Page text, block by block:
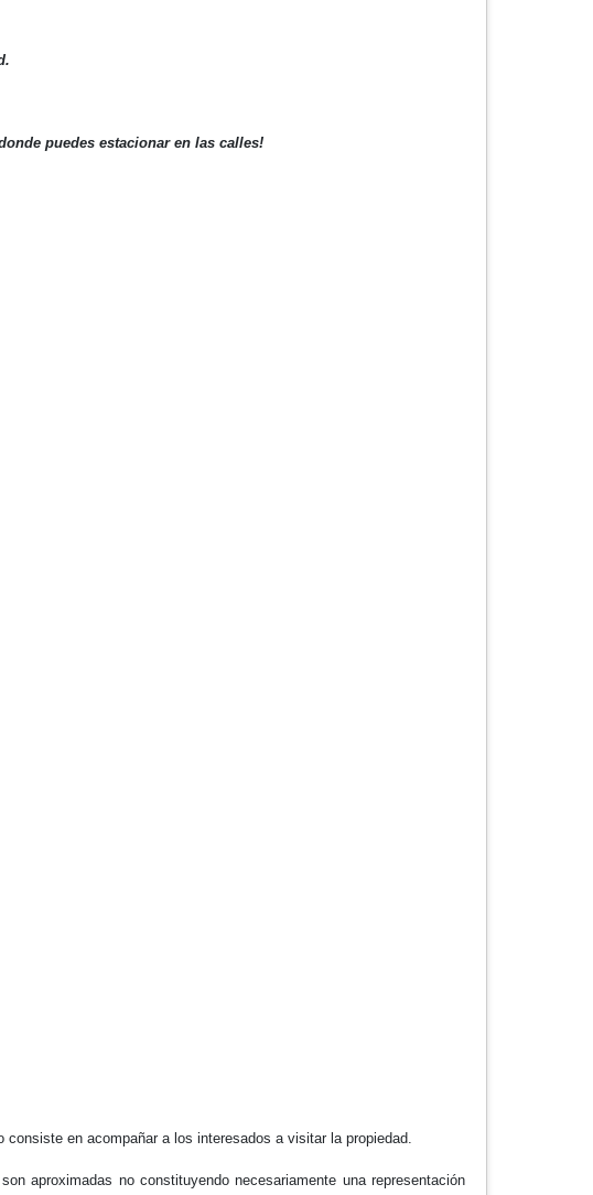
puedes estacionar en las calles!
en acompañar a los interesados a visitar la propiedad.
aproximadas no constituyendo necesariamente una representación